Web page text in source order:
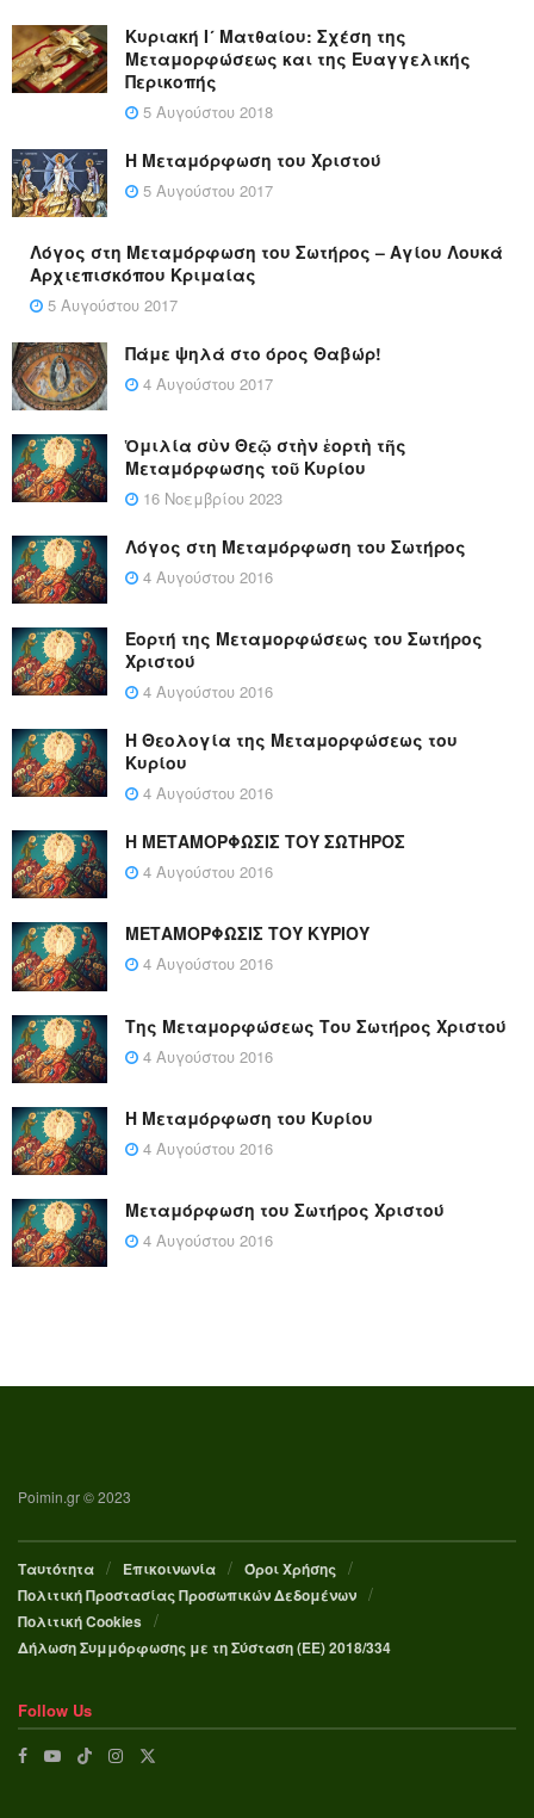
Κυριακή Ι´ Ματθαίου: Σχέση της
Μεταμορφώσεως και της Ευαγγελικής
Περικοπής
5 Αυγούστου 2018
Η Μεταμόρφωση του Χριστού
5 Αυγούστου 2017
Λόγος στη Μεταμόρφωση του Σωτήρος – Αγίου Λουκά
Αρχιεπισκόπου Κριμαίας
5 Αυγούστου 2017
Πάμε ψηλά στο όρος Θαβώρ!
4 Αυγούστου 2017
Ὁμιλία σὺν Θεῷ στὴν ἑορτὴ τῆς
Μεταμόρφωσης τοῦ Κυρίου
16 Νοεμβρίου 2023
Λόγος στη Μεταμόρφωση του Σωτήρος
4 Αυγούστου 2016
Εορτή της Μεταμορφώσεως του Σωτήρος
Χριστού
4 Αυγούστου 2016
Η Θεολογία της Μεταμορφώσεως του
Κυρίου
4 Αυγούστου 2016
Η ΜΕΤΑΜΟΡΦΩΣΙΣ ΤΟΥ ΣΩΤΗΡΟΣ
4 Αυγούστου 2016
ΜΕΤΑΜΟΡΦΩΣΙΣ ΤΟΥ ΚΥΡΙΟΥ
4 Αυγούστου 2016
Της Μεταμορφώσεως Του Σωτήρος Χριστού
4 Αυγούστου 2016
Η Μεταμόρφωση του Κυρίου
4 Αυγούστου 2016
Μεταμόρφωση του Σωτήρος Χριστού
4 Αυγούστου 2016
Poimin.gr © 2023
Ταυτότητα Επικοινωνία
Όροι Χρήσης
Πολιτική Προστασίας Προσωπικών Δεδομένων
Πολιτική Cookies
Δήλωση Συμμόρφωσης με τη Σύσταση (ΕΕ) 2018/334
Follow Us